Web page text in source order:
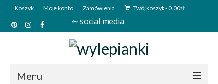
Koszyk Moje konto Zamówienia Twój koszyk-0.00zł
⇜ social media
Menu